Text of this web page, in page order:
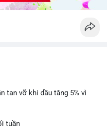
tan vỡ khi dầu tăng 5% vì
tuần